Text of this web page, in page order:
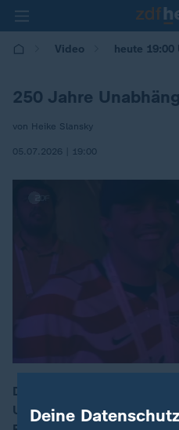
Video heute 19:00
250 Jahre
von Heike Slansky
05.07.2026 | 19:00
00:14
Die USA feiern den 250.
Unabhängigkeit. US-
Deine